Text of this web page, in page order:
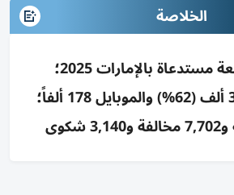
الخلاصة
552 ألف سلعة مستدعاة بالإمارات 2025؛
السيارات 343.7 ألف (62%) والموبايل 178 ألفاً؛